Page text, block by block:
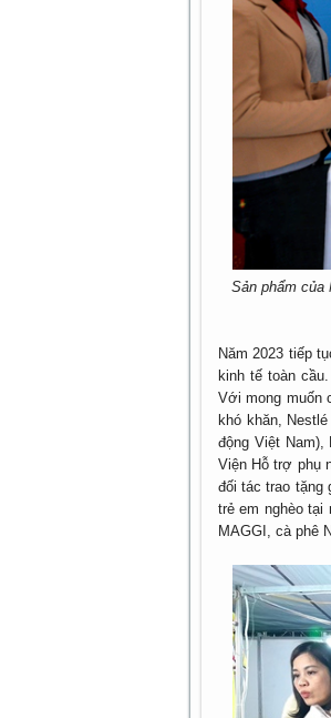
Sản phẩm của
Năm 2023 tiếp
kinh tế toàn
Với mong muốn
khó khăn,
động Việt
Viện Hỗ trợ phụ
đối tác trao tặng
trẻ em nghèo
MAGGI, cà phê